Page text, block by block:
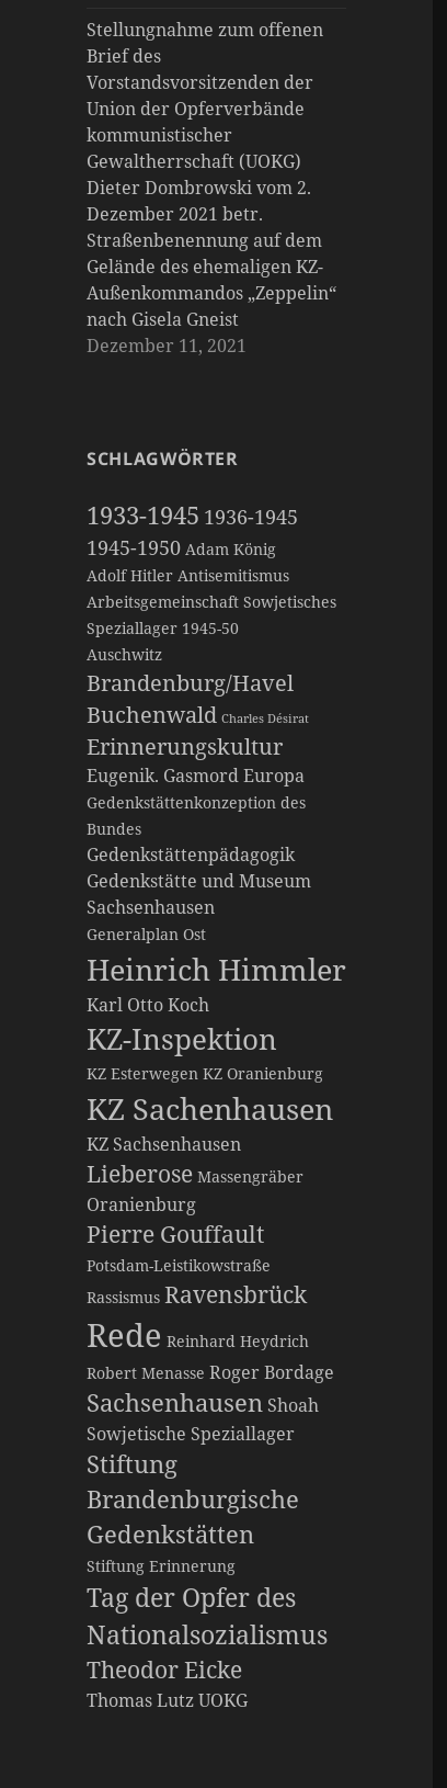
Stellungnahme zum offenen
Brief des
Vorstandsvorsitzenden der
Union der Opferverbände
kommunistischer
Gewaltherrschaft (UOKG)
Dieter Dombrowski vom 2.
Dezember 2021 betr.
Straßenbenennung auf dem
Gelände des ehemaligen KZ-
Außenkommandos „Zeppelin“
nach Gisela Gneist
Dezember 11, 2021
SCHLAGWÖRTER
1933-1945 1936-1945
1945-1950 Adam König
Adolf Hitler Antisemitismus
Arbeitsgemeinschaft Sowjetisches
Speziallager 1945-50
Auschwitz
Brandenburg/Havel
Buchenwald Charles Désirat
Erinnerungskultur
Eugenik. GasmordEuropa
Gedenkstättenkonzeption des
Bundes
Gedenkstättenpädagogik
Gedenkstätte und Museum
Sachsenhausen
Generalplan Ost
Heinrich Himmler
Karl Otto Koch
KZ-Inspektion
KZ Esterwegen KZ Oranienburg
KZ Sachenhausen
KZ Sachsenhausen
Lieberose Massengräber
Oranienburg
Pierre Gouffault
Potsdam-Leistikowstraße
Rassismus Ravensbrück
Rede Reinhard Heydrich
Robert Menasse Roger Bordage
Sachsenhausen Shoah
Sowjetische Speziallager
Stiftung
Brandenburgische
Gedenkstätten
Stiftung Erinnerung
Tag der Opfer des
Nationalsozialismus
Theodor Eicke
Thomas LutzUOKG